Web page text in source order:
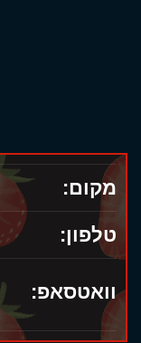
מקום:
טלפון:
וואטסאפ: